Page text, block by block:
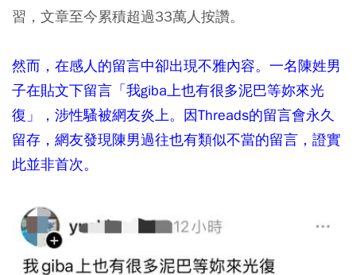
習，文章至今累積超過33萬人按讚。
然而，在感人的留言中卻出現不雅內容。一名陳姓男
子在貼文下留言「我giba上也有很多泥巴等妳來光
復」，涉性騷被網友炎上。因Threads的留言會永久
留存，網友發現陳男過往也有類似不當的留言，證實
此並非首次。